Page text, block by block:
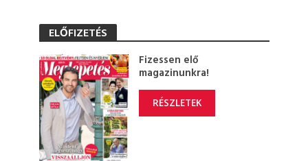
ELŐFIZETÉS
Fizessen elő
magazinunkra!
RÉSZLETEK